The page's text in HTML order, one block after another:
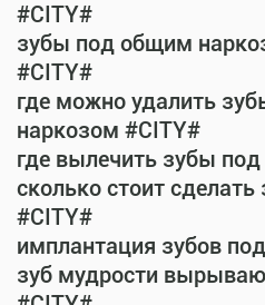
#CITY#
зубы под общим
#CITY#
где можно удалить
наркозом #CITY#
где вылечить зубы
сколько стоит
#CITY#
имплантация зубов
зуб мудрости